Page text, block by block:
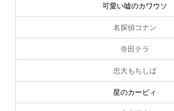
可愛い嘘のカワウソ
名探偵コナン
寺田テラ
忠犬もちしば
星のカービィ